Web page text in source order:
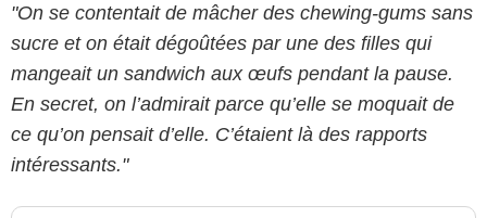
"On se contentait de mâcher des chewing-gums sans
sucre et on était dégoûtées par une des filles qui
mangeait un sandwich aux œufs pendant la pause.
En secret, on l’admirait parce qu’elle se moquait de
ce qu’on pensait d’elle. C’étaient là des rapports
intéressants."